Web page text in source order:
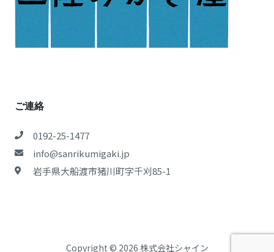
ご連絡
0192-25-1477
info@sanrikumigaki.jp
岩手県大船渡市猪川町字千刈85-1
Copyright © 2026 株式会社シャイン